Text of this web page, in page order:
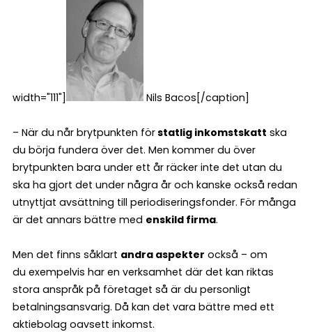
width="111"] Nils Bacos[/caption]
– När du når brytpunkten förstatlig inkomstskatt ska
du börja fundera över det. Men kommer du över
brytpunkten bara under ett år räcker inte det utan du
ska ha gjort det under några år och kanske också redan
utnyttjat avsättning till periodiseringsfonder. För många
är det annars bättre med enskild firma.
Men det finns såklart andra aspekter också – om
du exempelvis har en verksamhet där det kan riktas
stora anspråk på företaget så är du personligt
betalningsansvarig. Då kan det vara bättre med ett
aktiebolag oavsett inkomst.